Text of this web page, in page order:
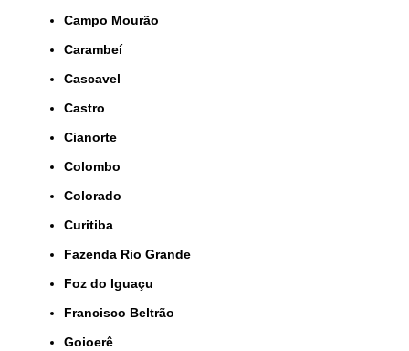
Campo Mourão
Carambeí
Cascavel
Castro
Cianorte
Colombo
Colorado
Curitiba
Fazenda Rio Grande
Foz do Iguaçu
Francisco Beltrão
Goioerê